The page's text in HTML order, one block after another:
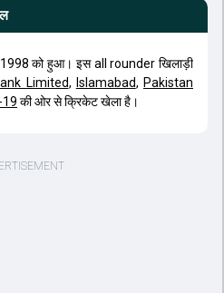
को हुआ। इस all rounder खिलाड़ी
Limited, Islamabad, Pakistan
19 की ओर से क्रिकेट खेला है।